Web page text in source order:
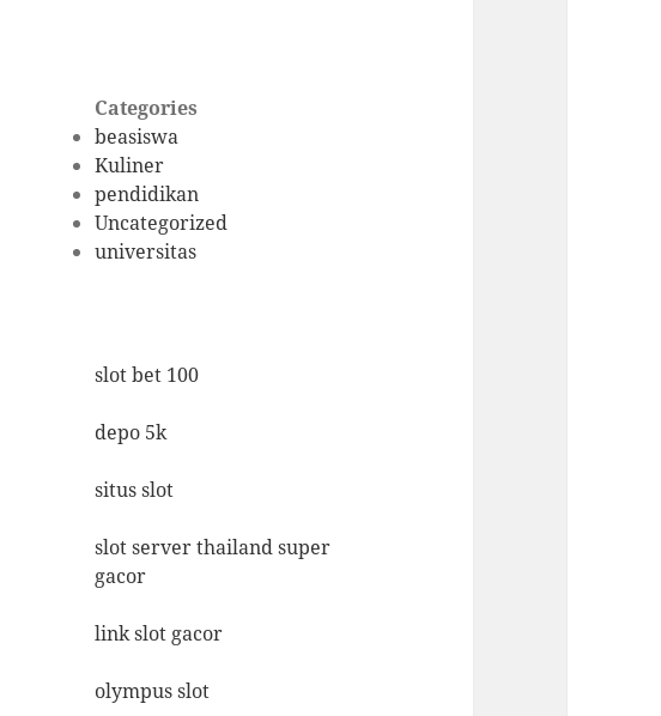
Categories
beasiswa
Kuliner
pendidikan
Uncategorized
universitas
slot bet 100
depo 5k
situs slot
slot server thailand super
gacor
link slot gacor
olympus slot